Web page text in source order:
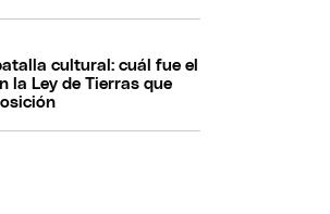
cultural: cuál fue el
la Ley de Tierras que